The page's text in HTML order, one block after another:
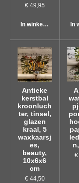
€ 49,95
In winkelwagen In
Antieke
kerstbal
kroonluch
ter, tinsel,
glazen
kraal, 5
waxkaarsj
es,
beauty,
10x6x6
cm
€ 44,50
€